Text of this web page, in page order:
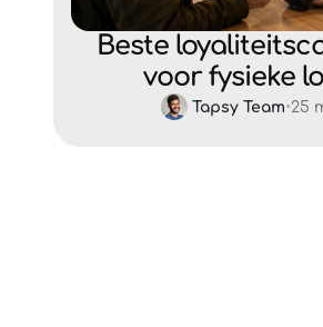
Beste
voor fysieke
Tapsy Team•25